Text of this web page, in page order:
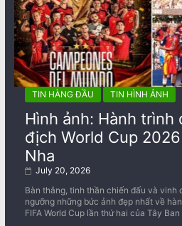
TIN HÀNG ĐẦU TIN HÌNH ẢNH
Hình ảnh: Hành trình
địch World Cup
Nha
July 20, 2026
Bàn thắng, tinh thần chiến đấu và vinh
ngưỡng những bức ảnh đẹp nhất về
FIFA World Cup lần thứ hai của Tây Ban